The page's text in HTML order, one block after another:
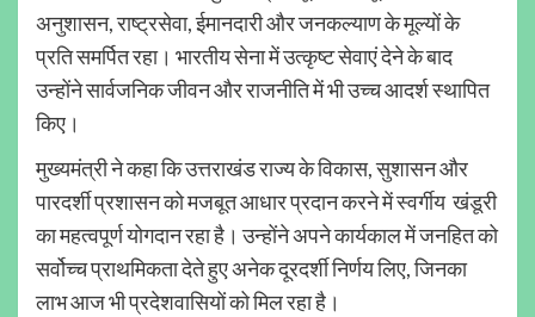
अनुशासन, राष्ट्रसेवा, ईमानदारी और जनकल्याण के मूल्यों के
प्रति समर्पित रहा। भारतीय सेना में उत्कृष्ट सेवाएं देने के बाद
उन्होंने सार्वजनिक जीवन और राजनीति में भी उच्च आदर्श स्थापित
किए।
मुख्यमंत्री ने कहा कि उत्तराखंड राज्य के विकास, सुशासन और
पारदर्शी प्रशासन को मजबूत आधार प्रदान करने में स्वर्गीय खंडूरी
का महत्वपूर्ण योगदान रहा है। उन्होंने अपने कार्यकाल में जनहित को
सर्वोच्च प्राथमिकता देते हुए अनेक दूरदर्शी निर्णय लिए, जिनका
लाभ आज भी प्रदेशवासियों को मिल रहा है।